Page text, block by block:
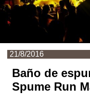
21/8/2016
Baño de
Spume Run